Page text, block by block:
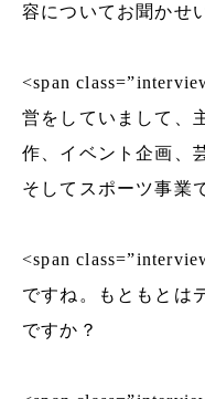
容についてお聞かせ
<span
営をしていまして、
作、イベント企画、
そしてスポーツ事業
<span
ですね。もともとは
ですか？